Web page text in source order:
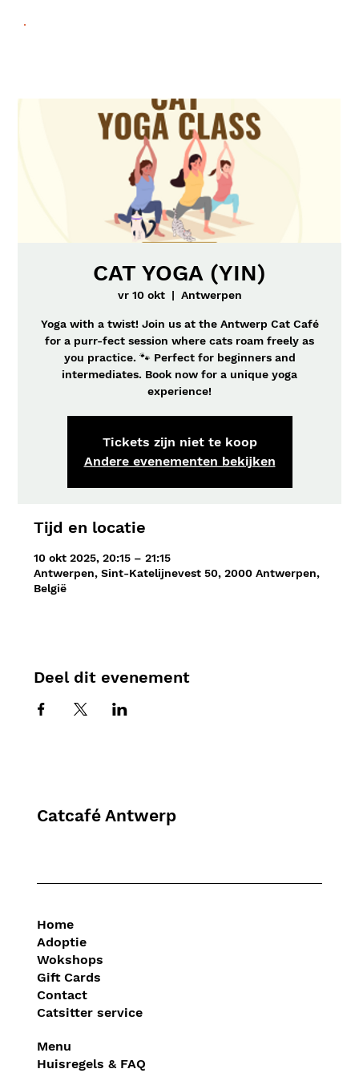
CAT YOGA (YIN)
vr 10 okt
  |
Antwerpen
Yoga with a twist! Join us at the Antwerp Cat Café
for a purr-fect session where cats roam freely as
you practice. 🐾 Perfect for beginners and
intermediates. Book now for a unique yoga
experience!
Tickets zijn niet te koop
Andere evenementen bekijken
Tijd en locatie
10 okt 2025, 20:15 – 21:15
Antwerpen, Sint-Katelijnevest 50, 2000 Antwerpen,
België
Deel dit evenement
Catcafé Antwerp
Home
Adoptie
Wokshops
Gift Cards
Contact
Catsitter service
Menu
Huisregels & FAQ